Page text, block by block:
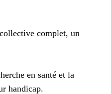
complet, un
en santé et la
handicap.